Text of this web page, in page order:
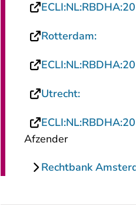
Rotterdam:- U
Utrecht:- U verlaat
Afzender
Rechtbank